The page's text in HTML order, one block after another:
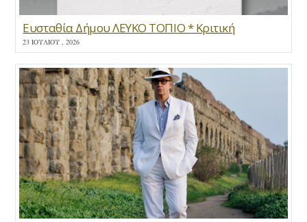
Ευσταθία Δήμου ΛΕΥΚΟ ΤΟΠΙΟ * Κριτική
23 ΙΟΥΛΊΟΥ , 2026